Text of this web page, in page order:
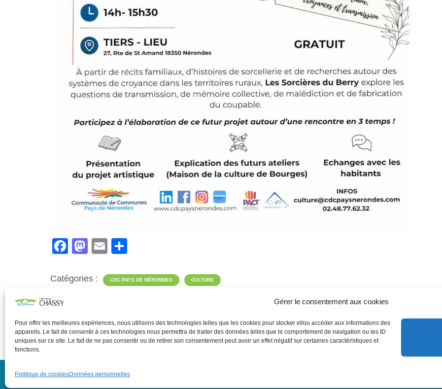
Gérer le consentement aux cookies
Pour offrir les meilleures expériences, nous utilisons des technologies telles que les cookies pour stocker et/ou accéder aux informations des
appareils. Le fait de consentir à ces technologies nous permettra de traiter des données telles que le comportement de navigation ou les ID
uniques sur ce site. Le fait de ne pas consentir ou de retirer son consentement peut avoir un effet négatif sur certaines caractéristiques et
fonctions.
Politique de cookiesDonnées personnelles
F
c
o
o
M
st
o
n
E
ail ta
Catégories : CDC PAYS DE NÉRONDES CULTURE